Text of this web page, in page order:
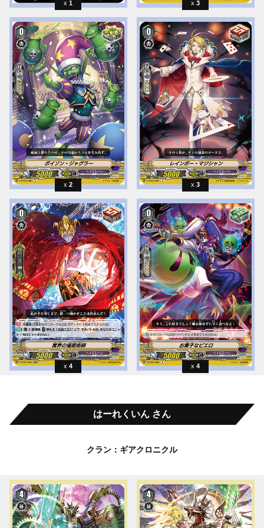
1 3
2 3
4 4
はーれくいん さん
クラン：ギアクロニクル